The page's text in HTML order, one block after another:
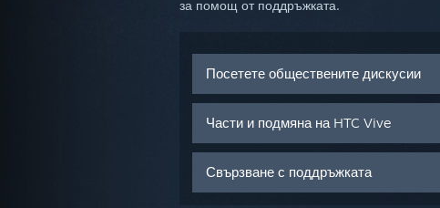
за помощ от поддръжката.
Посетете обществените дискусии
Части и подмяна на HTC Vive
Свързване с поддръжката